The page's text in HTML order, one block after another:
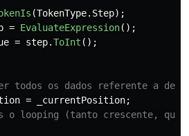
(TokenType. Step);
= EvaluateExpression();
= step.ToInt ();
todos os dados referente a
= _currentPosition;
o looping (tanto crescente,